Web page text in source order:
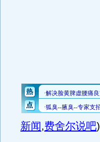
新闻,费舍尔说吧)